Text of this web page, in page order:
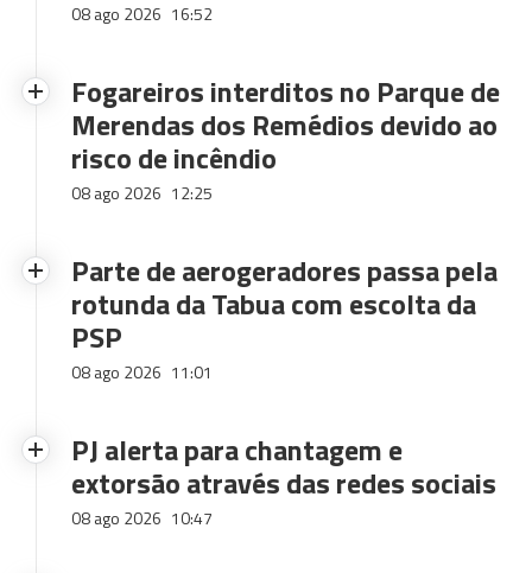
08 ago 2026 16:52
Fogareiros interditos no Parque de
Merendas dos Remédios devido ao
risco de incêndio
08 ago 2026 12:25
Parte de aerogeradores passa pela
rotunda da Tabua com escolta da
PSP
08 ago 2026 11:01
PJ alerta para chantagem e
extorsão através das redes sociais
08 ago 2026 10:47